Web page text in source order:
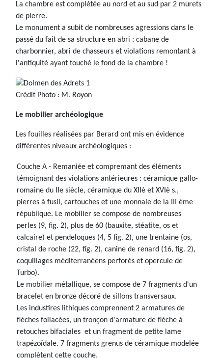
La chambre est complétée au nord et au sud par 2 murets
de pierre.
Le monument a subit de nombreuses agressions dans le
passé du fait de sa structure en abri : cabane de
charbonnier, abri de chasseurs et violations remontant à
l'antiquité ayant touché le fond de la chambre !
Crédit Photo : M. Royon
Le mobilier archéologique
Les fouilles réalisées par Berard ont mis en évidence
différentes niveaux archéologiques :
Couche A - Remaniée et compremant des éléments
témoignant des violations antérieures : céramique gallo-
romaine du IIe siècle, céramique du XIIè et XVIè s.,
pierres à fusil, cartouches et une monnaie de la III ème
république. Le mobilier se compose de nombreuses
perles (9, fig. 2), plus de 60 (bauxite, stéatite, os et
calcaire) et pendeloques (4, 5 fig. 2), une trentaine (os,
cristal de roche (22, fig. 2), canine de renard (16, fig. 2),
coquillages méditerranéens perforés et opercule de
Turbo).
Le mobilier métallique, se compose de 7 fragments d'un
bracelet en bronze décoré de sillons transversaux.
Les industires lithiques comprennent 2 armatures de
flèches foliacées, un tronçon d'armature de flèche à
retouches bifaciales et un fragment de petite lame
trapézoïdale. 7 fragments grenus de céramique modelée
complètent cette couche.